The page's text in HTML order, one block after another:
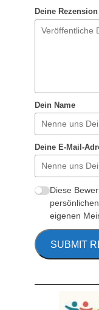
Deine Rezension
Dein Name
Deine E-Mail-
Diese
eigenen
SUBMIT